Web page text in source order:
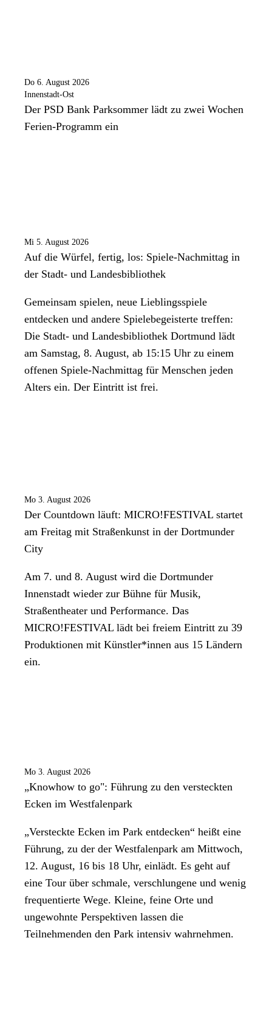
Do 6. August 2026
Innenstadt-Ost
Der PSD Bank Parksommer lädt zu zwei Wochen
Ferien-Programm ein
Mi 5. August 2026
Auf die Würfel, fertig, los: Spiele-Nachmittag in
der Stadt- und Landesbibliothek
Gemeinsam spielen, neue Lieblingsspiele
entdecken und andere Spielebegeisterte treffen:
Die Stadt- und Landesbibliothek Dortmund lädt
am Samstag, 8. August, ab 15:15 Uhr zu einem
offenen Spiele-Nachmittag für Menschen jeden
Alters ein. Der Eintritt ist frei.
Mo 3. August 2026
Der Countdown läuft: MICRO!FESTIVAL startet
am Freitag mit Straßenkunst in der Dortmunder
City
Am 7. und 8. August wird die Dortmunder
Innenstadt wieder zur Bühne für Musik,
Straßentheater und Performance. Das
MICRO!FESTIVAL lädt bei freiem Eintritt zu 39
Produktionen mit Künstler*innen aus 15 Ländern
ein.
Mo 3. August 2026
„Knowhow to go": Führung zu den versteckten
Ecken im Westfalenpark
„Versteckte Ecken im Park entdecken“ heißt eine
Führung, zu der der Westfalenpark am Mittwoch,
12. August, 16 bis 18 Uhr, einlädt. Es geht auf
eine Tour über schmale, verschlungene und wenig
frequentierte Wege. Kleine, feine Orte und
ungewohnte Perspektiven lassen die
Teilnehmenden den Park intensiv wahrnehmen.